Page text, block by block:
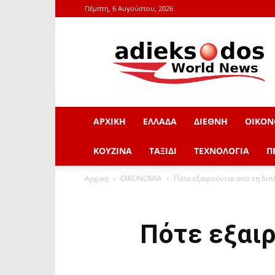
Πέμπτη, 6 Αυγούστου, 2026
adieksodos.gr
ΑΡΧΙΚΗ ΕΛΛΑΔΑ ΔΙΕΘΝΗ
ΚΟΥΖΙΝΑ ΤΑΞΙΔΙ ΤΕΧΝΟΛΟΓΙΑ
Αρχική ΟΙΚΟΝΟΜΙΑ Πότε εξαιρούνται από τη
Πότε